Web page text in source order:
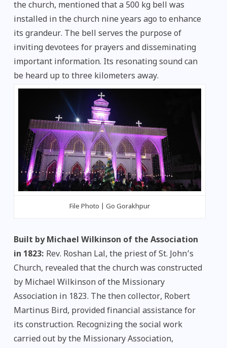
the church, mentioned that a 500 kg bell was
installed in the church nine years ago to enhance
its grandeur. The bell serves the purpose of
inviting devotees for prayers and disseminating
important information. Its resonating sound can
be heard up to three kilometers away.
File Photo | Go Gorakhpur
Built by Michael Wilkinson of the Association
in 1823: Rev. Roshan Lal, the priest of St. John’s
Church, revealed that the church was constructed
by Michael Wilkinson of the Missionary
Association in 1823. The then collector, Robert
Martinus Bird, provided financial assistance for
its construction. Recognizing the social work
carried out by the Missionary Association,